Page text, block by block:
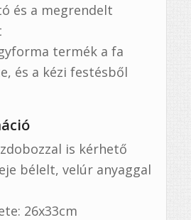
és a megrendelt
termék a fa
és a kézi festésből
is kérhető
bélelt, velúr anyaggal
26x33cm